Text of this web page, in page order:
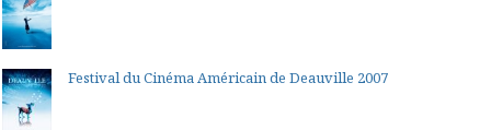
Festival du Cinéma Américain de Deauville 2007